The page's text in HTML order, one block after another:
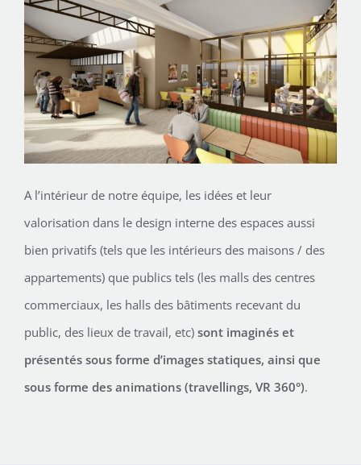
A l’intérieur de notre équipe, les idées et leur
valorisation dans le design interne des espaces aussi
bien privatifs (tels que les intérieurs des maisons / des
appartements) que publics tels (les malls des centres
commerciaux, les halls des bâtiments recevant du
public, des lieux de travail, etc) sont imaginés et
présentés sous forme d’images statiques, ainsi que
sous forme des animations (travellings, VR 360°).